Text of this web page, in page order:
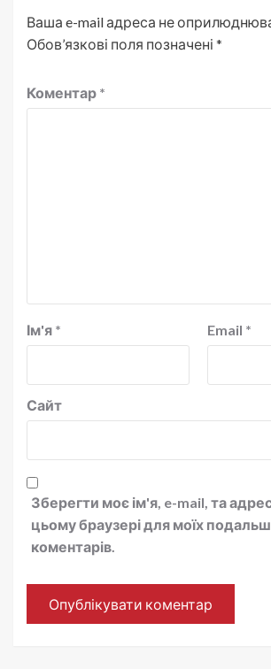
Ваша e-mail адреса не
Обов’язкові поля позначені *
Коментар *
Ім'я * Email *
Сайт
Зберегти моє ім'я, e-mail, та
цьому браузері для моїх
коментарів.